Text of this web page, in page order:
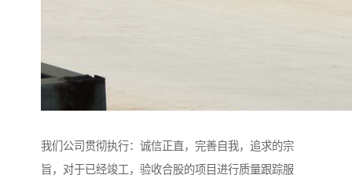
我们公司贯彻执行：诚信正直，完善自我，追求的宗
旨，对于已经竣工，验收合股的项目进行质量跟踪服